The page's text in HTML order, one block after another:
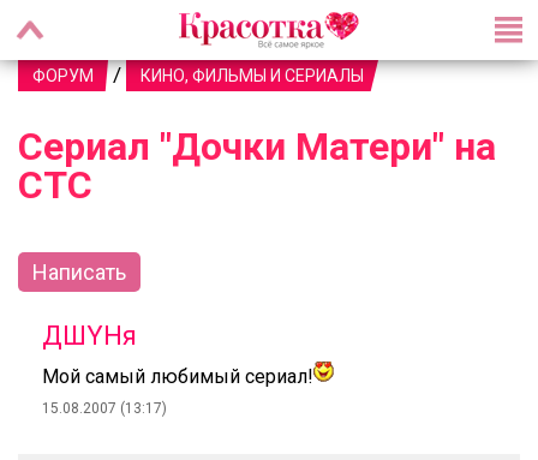
ФОРУМ / КИНО, ФИЛЬМЫ И СЕРИАЛЫ
Сериал "Дочки Матери" на
СТС
Написать
ДШYНя
Мой самый любимый сериал!
15.08.2007 (13:17)